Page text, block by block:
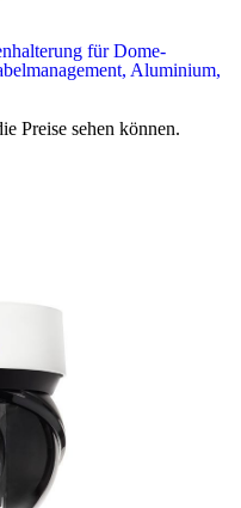
für Dome-
Aluminium,
Preise sehen können.